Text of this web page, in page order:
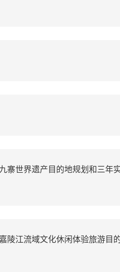
世界遗产目的地规划和三年
江流域文化休闲体验旅游目